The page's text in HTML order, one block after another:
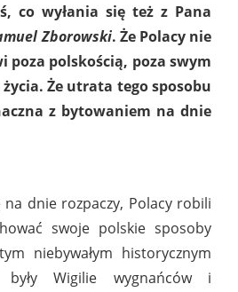
co wyłania się też z Pana
Zborowski. Że Polacy nie
poza polskością, poza swym
Że utrata tego sposobu
z bytowaniem na dnie
dnie rozpaczy, Polacy robili
swoje polskie sposoby
niebywałym historycznym
były Wigilie wygnańców i